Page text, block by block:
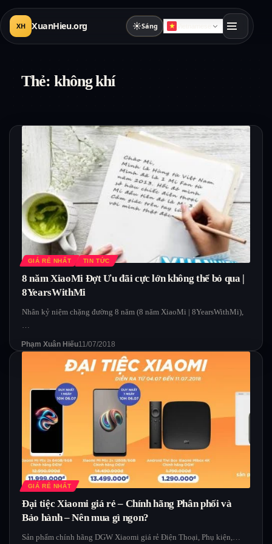
XH XuanHieu.org ☀Sáng
Thẻ: không khí
GIÁ RẺ NHẤT TIN TỨC
8 năm XiaoMi Đợt Ưu đãi cực lớn không thể bỏ qua |
8YearsWithMi
Nhân kỷ niệm chặng đường 8 năm (8 năm XiaoMi | 8YearsWithMi),
Phạm Xuân Hiếu11/07/2018
GIÁ RẺ NHẤT
Đại tiệc Xiaomi giá rẻ – Chính hãng Phân phối và
Bảo hành – Nên mua gì ngon?
Sản phẩm chính hãng DGW Xiaomi giá rẻ Điện Thoại, Phụ kiện,…